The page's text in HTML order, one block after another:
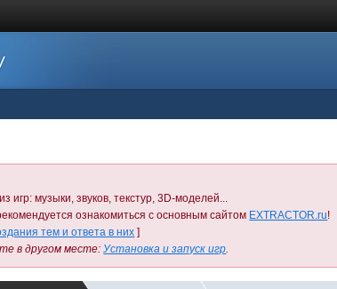
игр: музыки, звуков, текстур, 3D-моделей...
ознакомиться с основным сайтом EXTRACTOR.ru!
тем и ответа в них ]
в другом месте:Установка и запуск игр.